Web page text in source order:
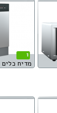
1
מדיח כלים